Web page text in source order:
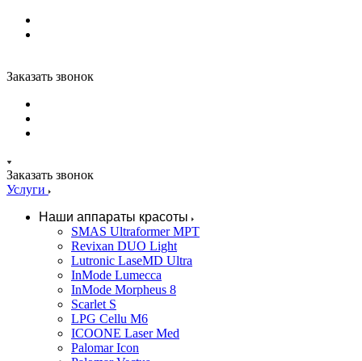
Заказать звонок
Заказать звонок
Услуги
Наши аппараты красоты
SMAS Ultraformer MPT
Revixan DUO Light
Lutronic LaseMD Ultra
InMode Lumecca
InMode Morpheus 8
Scarlet S
LPG Cellu M6
ICOONE Laser Med
Palomar Icon